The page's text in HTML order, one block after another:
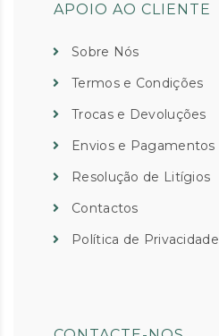
APOIO AO CLIENTE
Sobre Nós
Termos e Condições
Trocas e Devoluções
Envios e Pagamentos
Resolução de Litígios
Contactos
Política de Privacidade